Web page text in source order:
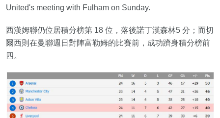
United's meeting with Fulham on Sunday.
西漢姆聯仍位居積分榜第 18 位，落後諾丁漢森林5 分；而切
爾西則在曼聯週日對陣富勒姆的比賽前，成功躋身積分榜前
四。